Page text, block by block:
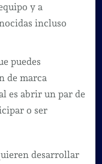
y a
incluso
puedes
de marca
es abrir un par de
o ser
desarrollar